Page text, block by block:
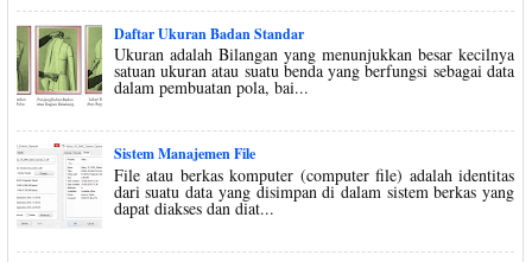
Daftar Ukuran Badan Standar
Ukuran adalah Bilangan yang menunjukkan besar kecilnya
satuan ukuran atau suatu benda yang berfungsi sebagai data
dalam pembuatan pola, bai...
Sistem Manajemen File
File atau berkas komputer (computer file) adalah identitas
dari suatu data yang disimpan di dalam sistem berkas yang
dapat diakses dan diat...